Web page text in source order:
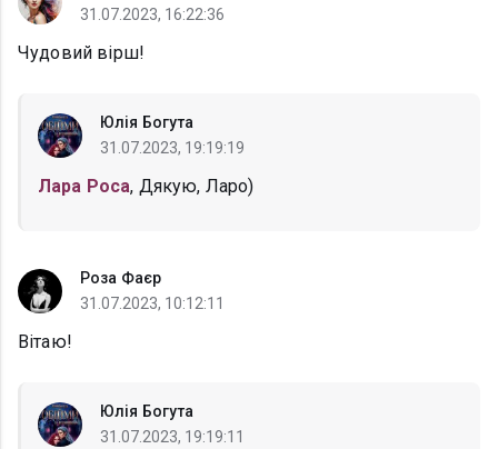
31.07.2023, 16:22:36
Чудовий вірш!
Юлія Богута
31.07.2023, 19:19:19
Лара Роса, Дякую, Ларо)
Роза Фаєр
31.07.2023, 10:12:11
Вітаю!
Юлія Богута
31.07.2023, 19:19:11